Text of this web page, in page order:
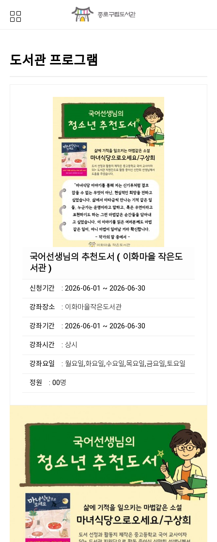
도서관 프로그램
국어선생님의 추천도서 ( 이화마을 작은도
서관 )
신청기간 : 2026-06-01 ~ 2026-06-30
강좌장소 : 이화마을작은도서관
강좌기간 : 2026-06-01 ~ 2026-06-30
강좌시간 : 상시
강좌요일 : 월요일,화요일,수요일,목요일,금요일,토요일
정원 : 00명